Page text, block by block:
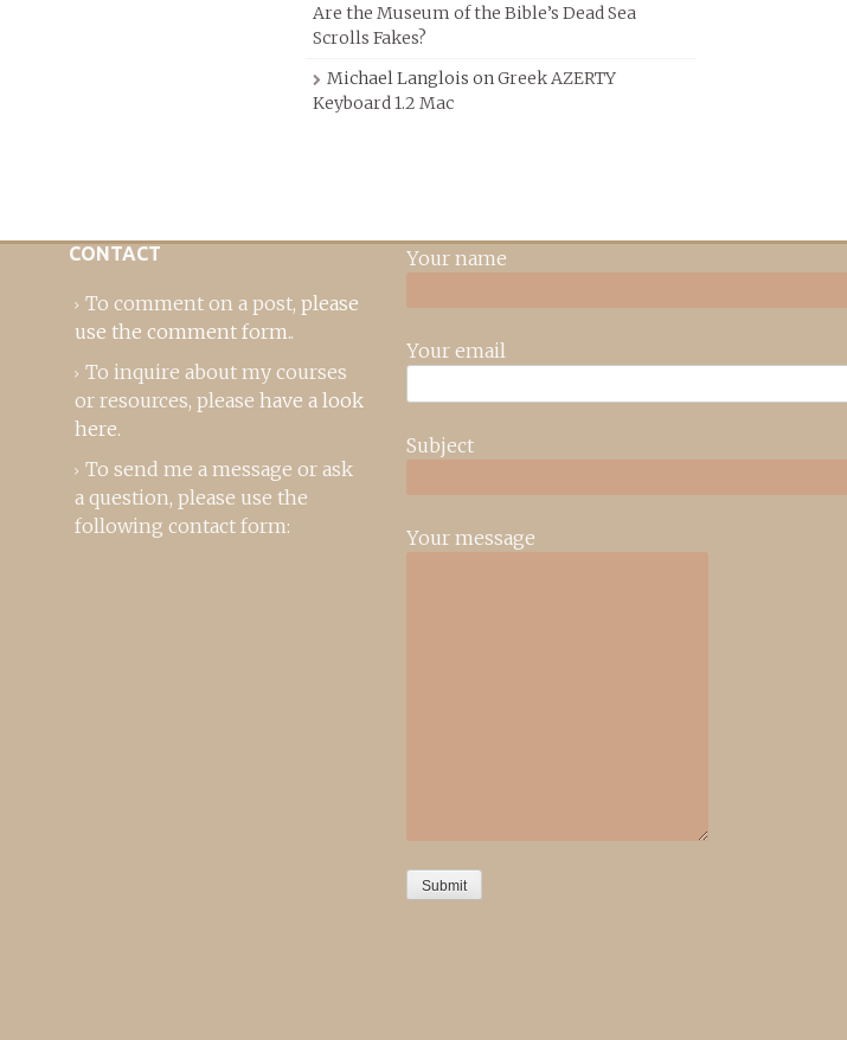
Are the Museum of the Bible’s Dead Sea
Scrolls Fakes?
Michael Langlois onGreek AZERTY
Keyboard 1.2 Mac
CONTACT
To comment on a post, please
use the comment form..
To inquire about my courses
or resources, please have a look
here.
To send me a message or ask
a question, please use the
following contact form:
Your name
Your email
Subject
Your message